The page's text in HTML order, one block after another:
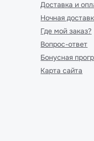
Доставка и
Ночная
Где мой заказ?
Вопрос-ответ
Бонусная
Карта сайта